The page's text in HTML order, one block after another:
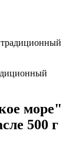
море"
500 г